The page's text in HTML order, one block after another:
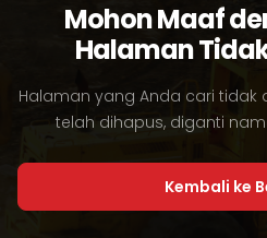
Mohon Maaf
Halaman
Halaman yang Anda cari tidak
telah dihapus, diganti
Kembali ke